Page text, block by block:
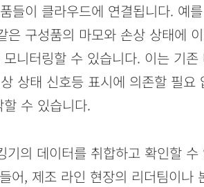
이 클라우드에 연결됩니다. 예
구성품의 마모와 손상 상태에
니터링할 수 있습니다. 이는 기
상태 신호등 표시에 의존할 필요
수 있습니다.
의 데이터를 취합하고 확인할
어, 제조 라인 현장의 리더팀이나